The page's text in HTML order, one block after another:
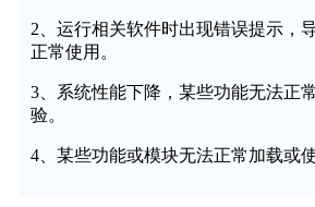
2、运行相关软件时出现错误提示，
正常使用。
3、系统性能下降，某些功能无法正
验。
4、某些功能或模块无法正常加载或使